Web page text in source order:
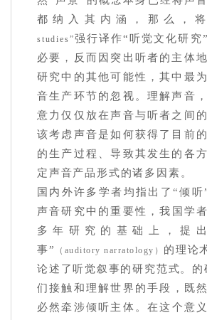
都纳入其内涵，那么，
studies”强行译作“听觉文化研究
必要，反而因突出听者的主体
研究中的其他可能性，其中最
音生产环节的忽视。理解声音
意力仅仅放在声音与听者之间
该考虑声音是如何获得了目前
的生产过程、导致其发生的各
定声音产品形式的诸多因素。
国内外许多学者均指出了“倾听
声音研究中的重要性，我国学
多年研究的基础上，提
事”
（auditory narratology） 的理论
论述了听觉叙事的研究范式。的
们接触和理解世界的手段，既
必然牵涉倾听主体。在这个意